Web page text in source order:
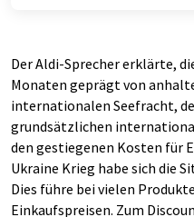
Der Aldi-Sprecher erklärte,
Monaten geprägt von
internationalen Seefracht,
grundsätzlichen
den gestiegenen Kosten für
Ukraine Krieg habe sich die
Dies führe bei vielen
Einkaufspreisen. Zum